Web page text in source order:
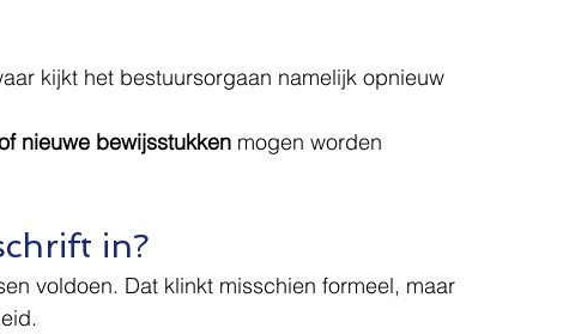
kijkt het bestuursorgaan namelijk opnieuw
nieuwe bewijsstukken mogen worden
in?
voldoen. Dat klinkt misschien formeel, maar